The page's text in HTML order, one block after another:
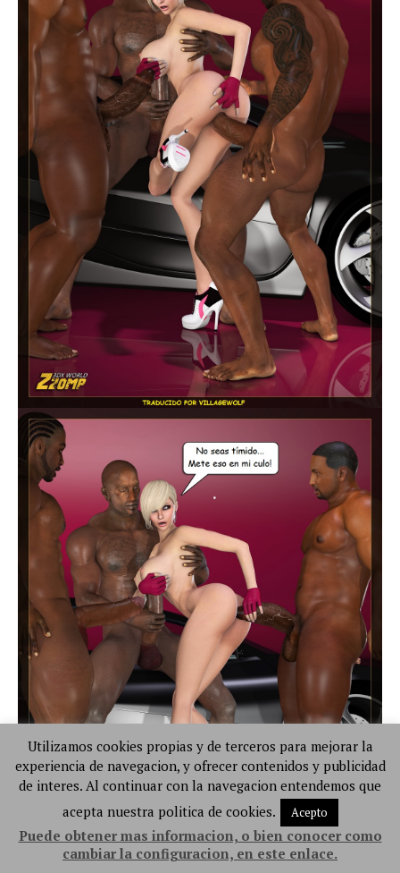
Utilizamos cookies propias y de terceros para mejorar la
experiencia de navegacion, y ofrecer contenidos y publicidad
de interes. Al continuar con la navegacion entendemos que
acepta nuestra politica de cookies.
Acepto
Puede obtener mas informacion, o bien conocer como
cambiar la configuracion, en este enlace.